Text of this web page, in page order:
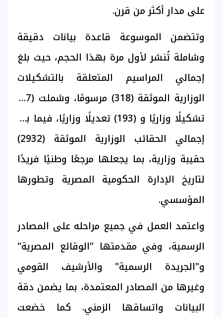
على مدار أكثر من قرن.
وتتضمن الموسوعة قاعدة بيانات دقيقة
وشاملة تُنشر لأول مرة بهذا الحجم، حيث بلغ
إجمالي المراسيم المتعلقة بالتشكيلات
الوزارية الموثقة (318) مرسومًا، وشملت (97)
تشكيلًا وزاريًا و (193) تعديلًا وزاريًا، فيما بلغ
إجمالي الحقائب الوزارية الموثقة (2932)
حقيبة وزارية، بما يجعلها مرجعًا وطنيًا فريدًا
لتاريخ الإدارة الحكومية المصرية وتطورها
المؤسسي.
واعتمد العمل في جميع مراحله على المصادر
الرسمية، وفي مقدمتها "الوقائع المصرية"
و"الجريدة الرسمية" والأرشيف القومي
وغيرها من المصادر المعتمدة، بما يضمن دقة
البيانات واتساقها الزمني. كما خضعت